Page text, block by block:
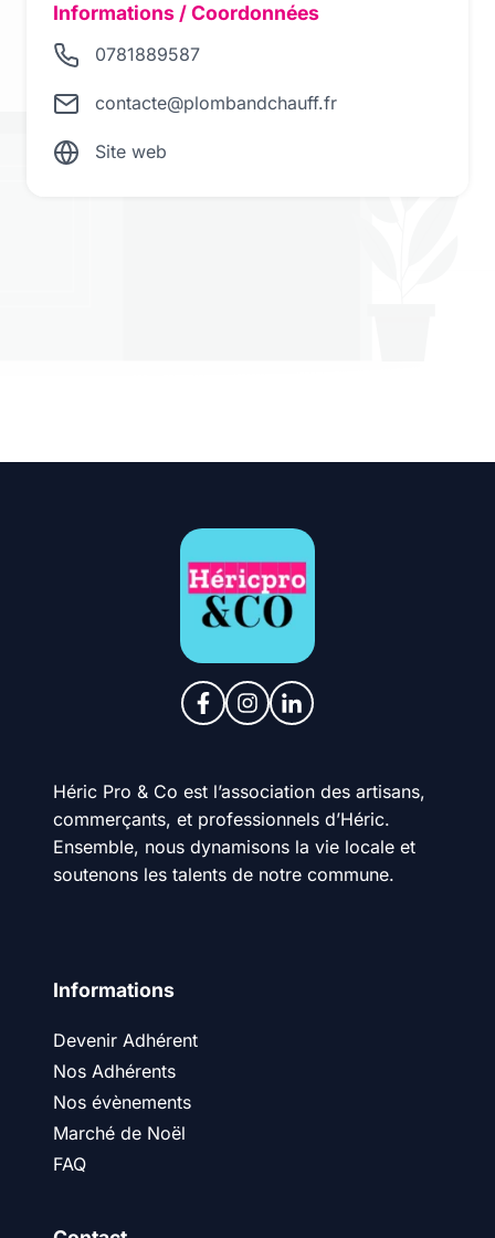
Informations / Coordonnées
0781889587
contacte@plombandchauff.fr
Site web
Héric Pro & Co est l’association des artisans,
commerçants, et professionnels d’Héric.
Ensemble, nous dynamisons la vie locale et
soutenons les talents de notre commune.
Informations
Devenir Adhérent
Nos Adhérents
Nos évènements
Marché de Noël
FAQ